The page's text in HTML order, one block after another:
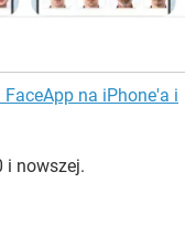
FaceApp na iPhone'a i
i nowszej.